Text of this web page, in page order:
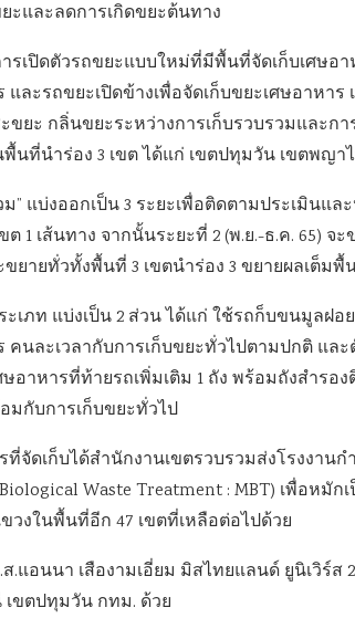
ะและลดการเกิดขยะต้นทาง
รเปิดตัวรถขยะแบบใหม่ที่มีพื้นที่จัดเก็บเศษอ
และรถขยะเปิดข้างเพื่อจัดเก็บขยะเศษอาหา
ยะ กลิ่นขยะระหว่างการเก็บรวบรวมและก
นที่นำร่อง 3 เขต ได้แก่ เขตปทุมวัน เขตพญา
ม” แบ่งออกเป็น 3 ระยะเพื่อติดตามประเมินแล
ต 1 เส้นทาง จากนั้นระยะที่ 2 (พ.ย.-ธ.ค. 65)
ขยายทั่วทั้งพื้นที่ 3 เขตนำร่อง 3 ขยายผลเต็มพื้
ะเภท แบ่งเป็น 2 ส่วน ได้แก่ ใช้รถก็บขนมูลฝ
คนละเวลากับการเก็บขยะทั่วไปตามปกติ แ
ษอาหารที่ท้ายรถเพิ่มเติม 1 ถัง พร้อมถังสำร
มกับการเก็บขยะทั่วไป
ที่จัดเก็บได้สำนักงานเขตรวบรวมส่งโรงงา
Waste Treatment : MBT) เพื่อหมั
วงในพื้นที่อีก 47 เขตที่เหลือต่อไปด้วย
.แอนนา เสืองามเอี่ยม มิสไทยแลนด์ ยูนิเวิร์
ขตปทุมวัน กทม. ด้วย